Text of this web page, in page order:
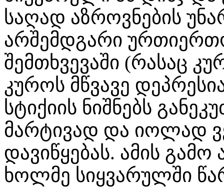
საღად აზროვნების
არშემდგარი
შემთხვევაში (რასაც
კუროს მწვავე
სტიქიის ნიშნებს
მარტივად და იოლად
დავიწყებას. ამის
ხოლმე სიყვარულში